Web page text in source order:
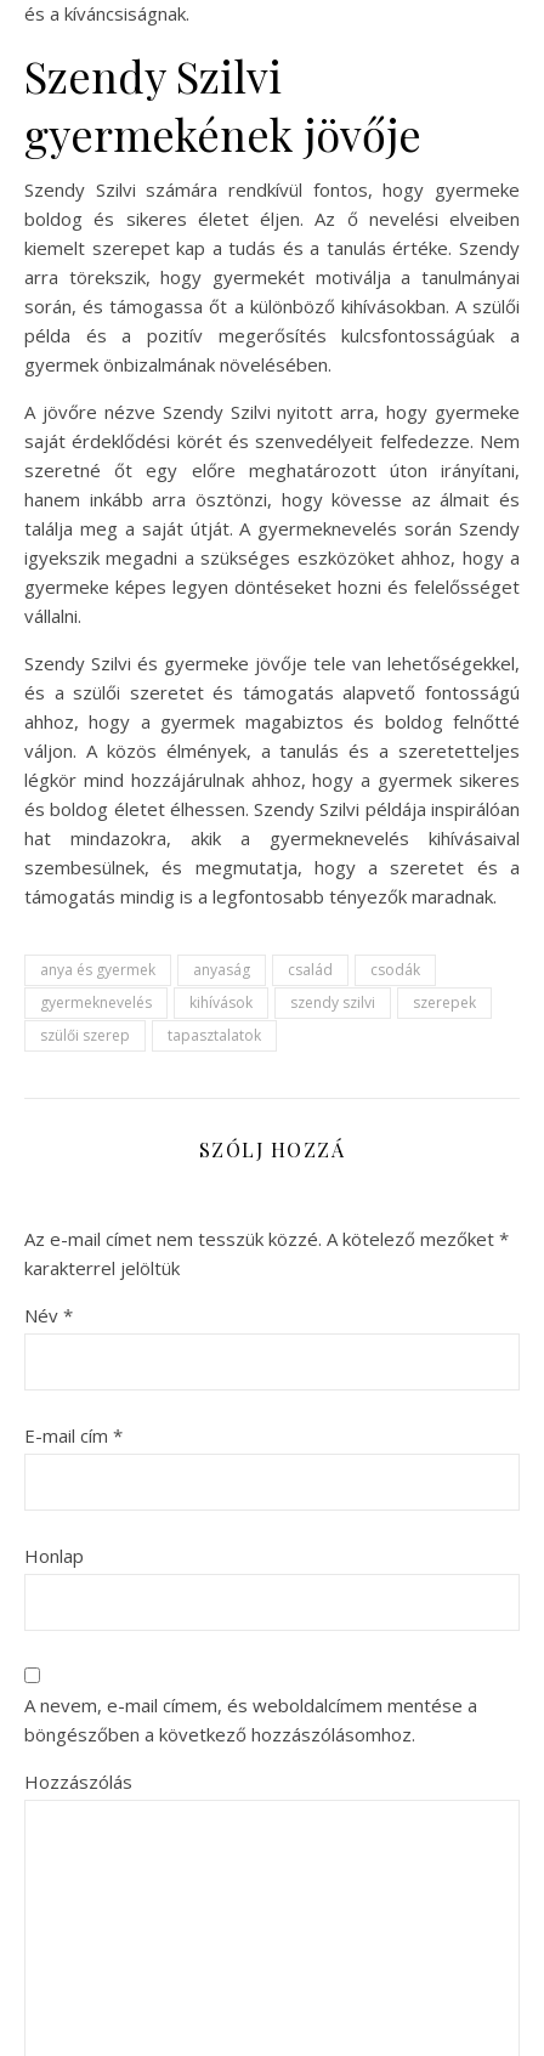
és a kíváncsiságnak.
Szendy Szilvi
gyermekének jövője
Szendy Szilvi számára rendkívül fontos, hogy gyermeke
boldog és sikeres életet éljen. Az ő nevelési elveiben
kiemelt szerepet kap a tudás és a tanulás értéke. Szendy
arra törekszik, hogy gyermekét motiválja a tanulmányai
során, és támogassa őt a különböző kihívásokban. A szülői
példa és a pozitív megerősítés kulcsfontosságúak a
gyermek önbizalmának növelésében.
A jövőre nézve Szendy Szilvi nyitott arra, hogy gyermeke
saját érdeklődési körét és szenvedélyeit felfedezze. Nem
szeretné őt egy előre meghatározott úton irányítani,
hanem inkább arra ösztönzi, hogy kövesse az álmait és
találja meg a saját útját. A gyermeknevelés során Szendy
igyekszik megadni a szükséges eszközöket ahhoz, hogy a
gyermeke képes legyen döntéseket hozni és felelősséget
vállalni.
Szendy Szilvi és gyermeke jövője tele van lehetőségekkel,
és a szülői szeretet és támogatás alapvető fontosságú
ahhoz, hogy a gyermek magabiztos és boldog felnőtté
váljon. A közös élmények, a tanulás és a szeretetteljes
légkör mind hozzájárulnak ahhoz, hogy a gyermek sikeres
és boldog életet élhessen. Szendy Szilvi példája inspirálóan
hat mindazokra, akik a gyermeknevelés kihívásaival
szembesülnek, és megmutatja, hogy a szeretet és a
támogatás mindig is a legfontosabb tényezők maradnak.
anya és gyermek anyaság család
csodák
gyermeknevelés
kihívások szendy szilvi
szerepek
szülői szerep
tapasztalatok
SZÓLJ HOZZÁ
Az e-mail címet nem tesszük közzé. A kötelező mezőket *
karakterrel jelöltük
Név *
E-mail cím *
Honlap
A nevem, e-mail címem, és weboldalcímem mentése a
böngészőben a következő hozzászólásomhoz.
Hozzászólás